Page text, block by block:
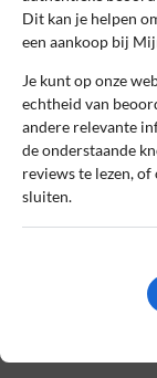
Lees ons
authentiek zijn.
Het gebruik van
gebruikers geheel
affiliate links,
Dit kan je helpen
een aankoop bij
Je kunt op onze
echtheid van
andere relevante
de onderstaande
reviews te lezen, of
sluiten.